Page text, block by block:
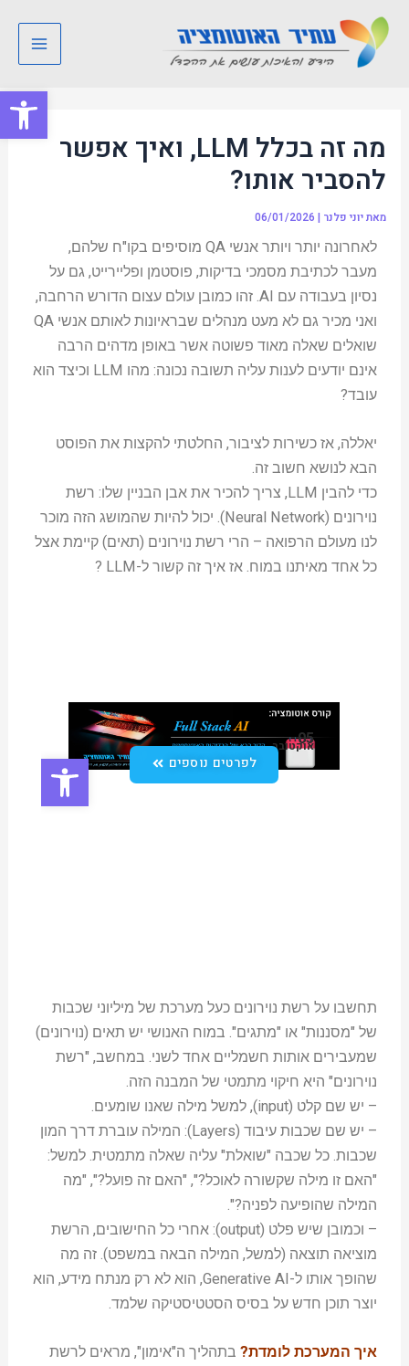
פתח
דילוג
לתוכן
Main
מה זה בכלל LLM, ואיך אפשר
להסביר אותו?
מאתיוני פלנר|
06/01/2026
לאחרונה יותר ויותר אנשי QA מוסיפים בקו"ח שלהם,
מעבר לכתיבת מסמכי בדיקות, פוסטמן ופליירייט, גם על
נסיון בעבודה עם AI. זהו כמובן עולם עצום הדורש הרחבה,
ואני מכיר גם לא מעט מנהלים שבראיונות לאותם אנשי QA
שואלים שאלה מאוד פשוטה אשר באופן מדהים הרבה
אינם יודעים לענות עליה תשובה נכונה: מהו LLM וכיצד הוא
עובד?
יאללה, אז כשירות לציבור, החלטתי להקצות את הפוסט
הבא לנושא חשוב זה.
כדי להבין LLM, צריך להכיר את אבן הבניין שלו: רשת
נוירונים (Neural Network). יכול להיות שהמושג הזה מוכר
לנו מעולם הרפואה – הרי רשת נוירונים (תאים) קיימת אצל
כל אחד מאיתנו במוח. אז איך זה קשור ל-LLM ?
תחשבו על רשת נוירונים כעל מערכת של מיליוני שכבות
של "מסננות" או "מתגים". במוח האנושי יש תאים (נוירונים)
שמעבירים אותות חשמליים אחד לשני. במחשב, "רשת
נוירונים" היא חיקוי מתמטי של המבנה הזה.
– יש שם קלט (input), למשל מילה שאנו שומעים.
– יש שם שכבות עיבוד (Layers): המילה עוברת דרך המון
שכבות. כל שכבה "שואלת" עליה שאלה מתמטית. למשל:
"האם זו מילה שקשורה לאוכל?", "האם זה פועל?", "מה
המילה שהופיעה לפניה?".
– וכמובן שיש פלט (output): אחרי כל החישובים, הרשת
מוציאה תוצאה (למשל, המילה הבאה במשפט). זה מה
שהופך אותו ל-Generative AI, הוא לא רק מנתח מידע, הוא
יוצר תוכן חדש על בסיס הסטטיסטיקה שלמד.
איך המערכת לומדת? בתהליך ה"אימון", מראים לרשת
Post
navigation